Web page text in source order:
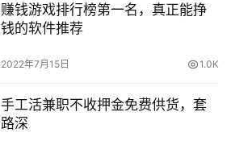
赚钱游戏排行榜第一名，真正能挣
钱的软件推荐
2022年7月15日 1.0K
手工活兼职不收押金免费供货，套
路深